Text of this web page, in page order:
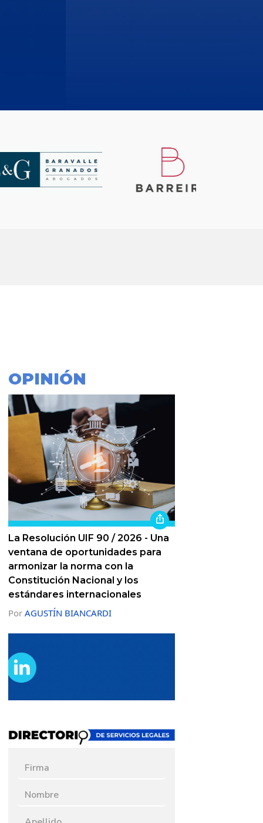
OPINIÓN
La Resolución UIF 90 / 2026 - Una
ventana de oportunidades para
armonizar la norma con la
Constitución Nacional y los
estándares internacionales
Por AGUSTÍN BIANCARDI